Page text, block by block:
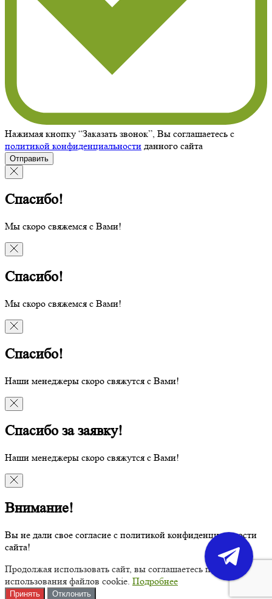
Нажимая кнопку “Заказать звонок”, Вы соглашаетесь с
политикой конфиденциальности данного сайта
Отправить
Спасибо!
Мы скоро свяжемся с Вами!
Спасибо!
Мы скоро свяжемся с Вами!
Спасибо!
Наши менеджеры скоро свяжутся с Вами!
Спасибо за заявку!
Наши менеджеры скоро свяжутся с Вами!
Внимание!
Вы не дали свое согласие с политикой конфиденциальности
сайта!
Продолжая использовать сайт, вы соглашаетесь политикой
использования файлов cookie. Подробнее
Принять Отклонить